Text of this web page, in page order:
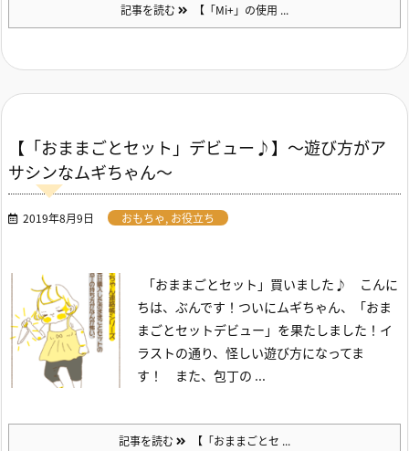
記事を読む 【「Mi+」の使用 ...
【「おままごとセット」デビュー♪】～遊び方がア
サシンなムギちゃん～
2019年8月9日 おもちゃ, お役立ち
「おままごとセット」買いました♪
こんに
ちは、ぶんです！ ついにムギちゃん、「おま
まごとセットデビュー」を果たしました！ イ
ラストの通り、怪しい遊び方になってま
す！ また、包丁の ...
記事を読む 【「おままごとセ ...